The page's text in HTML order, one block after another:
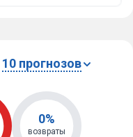
10 прогнозов
0%
возвраты